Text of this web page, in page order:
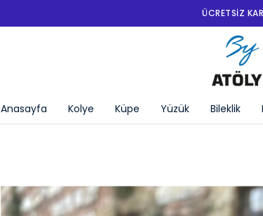
Anasayfa Kolye Küpe Yüzük Bileklik